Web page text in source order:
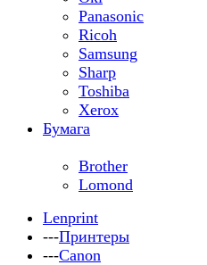
Panasonic
Ricoh
Samsung
Sharp
Toshiba
Xerox
Бумага
Brother
Lomond
Lenprint
---Принтеры
---Canon